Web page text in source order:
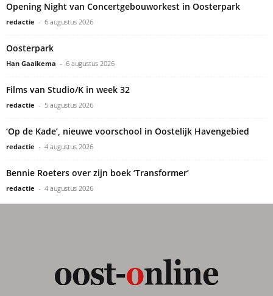
Opening Night van Concertgebouworkest in Oosterpark
redactie - 6 augustus 2026
Oosterpark
Han Gaaikema - 6 augustus 2026
Films van Studio/K in week 32
redactie - 5 augustus 2026
‘Op de Kade’, nieuwe voorschool in Oostelijk Havengebied
redactie - 4 augustus 2026
Bennie Roeters over zijn boek ‘Transformer’
redactie - 4 augustus 2026